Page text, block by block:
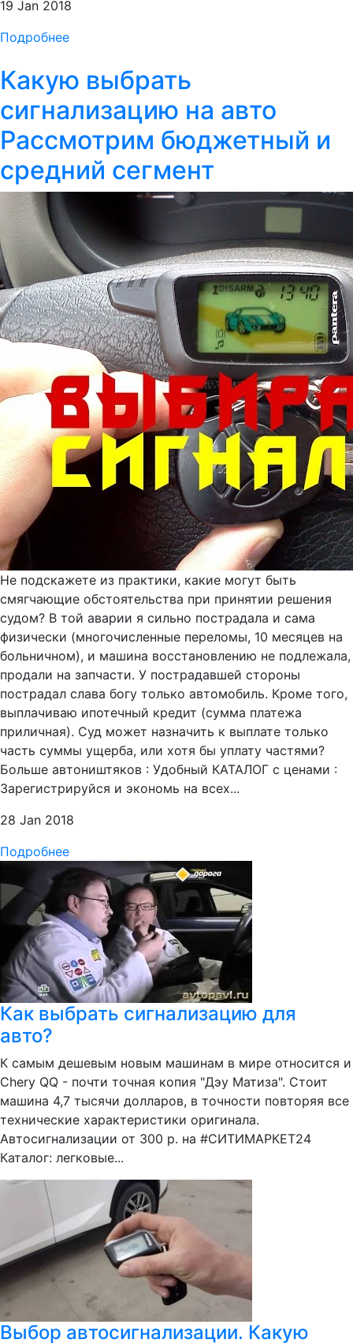
19 Jan 2018
Подробнее
Какую выбрать
сигнализацию на авто
Рассмотрим бюджетный и
средний сегмент
Не подскажете из практики, какие могут быть
смягчающие обстоятельства при принятии решения
судом? В той аварии я сильно пострадала и сама
физически (многочисленные переломы, 10 месяцев на
больничном), и машина восстановлению не подлежала,
продали на запчасти. У пострадавшей стороны
пострадал слава богу только автомобиль. Кроме того,
выплачиваю ипотечный кредит (сумма платежа
приличная). Суд может назначить к выплате только
часть суммы ущерба, или хотя бы уплату частями?
Больше автоништяков : Удобный КАТАЛОГ с ценами :
Зарегистрируйся и экономь на всех...
28 Jan 2018
Подробнее
Как выбрать сигнализацию для
авто?
К самым дешевым новым машинам в мире относится и
Chery QQ - почти точная копия "Дэу Матиза". Стоит
машина 4,7 тысячи долларов, в точности повторяя все
технические характеристики оригинала.
Автосигнализации от 300 р. на #СИТИМАРКЕТ24
Каталог: легковые...
Выбор автосигнализации. Какую